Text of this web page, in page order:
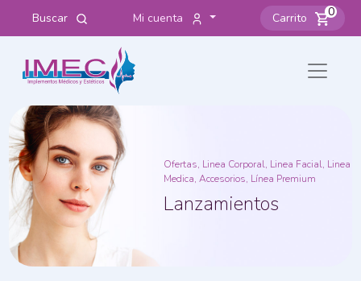
Buscar Mi cuenta Carrito 0
Ofertas, Linea Corporal, Linea Facial, Linea
Medica, Accesorios, Línea Premium
Lanzamientos